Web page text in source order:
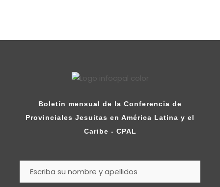
Boletín mensual de la Conferencia de
Provinciales Jesuitas en América Latina y el
Caribe - CPAL